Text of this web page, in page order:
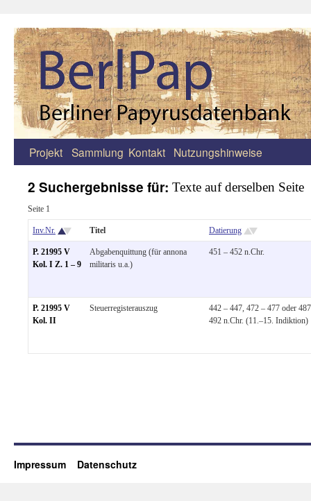
Zum
springen
Projekt Sammlung Kontakt Nutzungshinweise
2 Suchergebnisse für: Texte auf derselben Seite
Seite 1
Inv.Nr. Titel Datierung
P. 21995 V
Kol. I Z. 1 – 9
Abgabenquittung (für annona
militaris u.a.)
451 – 452 n.Chr.
P. 21995 V
Kol. II
Steuerregisterauszug
442 – 447, 472 – 477 oder
492 n.Chr. (11.–15. Indiktion)
Impressum Datenschutz